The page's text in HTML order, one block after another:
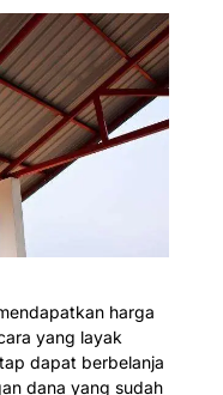
harga
yang layak
dapat berbelanja
dana yang sudah